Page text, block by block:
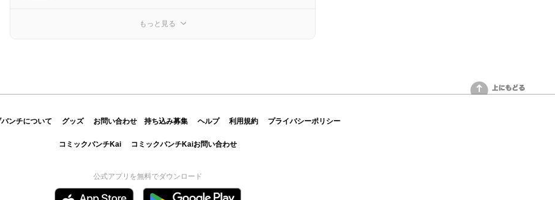
もっと見る
上にもどる
バンチについて グッズ お問い合わせ 持ち込み募集 ヘルプ 利用規約 プライバシーポリシー
コミックバンチKai コミックバンチKaiお問い合わせ
公式アプリを無料でダウンロード